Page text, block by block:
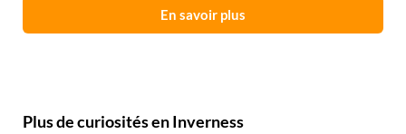
En savoir plus
Plus de curiosités en Inverness